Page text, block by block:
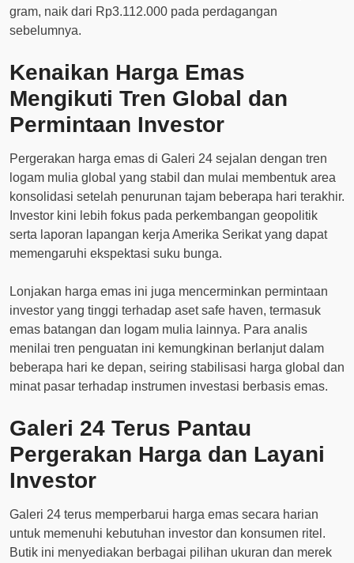
gram, naik dari Rp3.112.000 pada perdagangan
sebelumnya.
Kenaikan Harga Emas
Mengikuti Tren Global dan
Permintaan Investor
Pergerakan harga emas di Galeri 24 sejalan dengan tren
logam mulia global yang stabil dan mulai membentuk area
konsolidasi setelah penurunan tajam beberapa hari terakhir.
Investor kini lebih fokus pada perkembangan geopolitik
serta laporan lapangan kerja Amerika Serikat yang dapat
memengaruhi ekspektasi suku bunga.
Lonjakan harga emas ini juga mencerminkan permintaan
investor yang tinggi terhadap aset safe haven, termasuk
emas batangan dan logam mulia lainnya. Para analis
menilai tren penguatan ini kemungkinan berlanjut dalam
beberapa hari ke depan, seiring stabilisasi harga global dan
minat pasar terhadap instrumen investasi berbasis emas.
Galeri 24 Terus Pantau
Pergerakan Harga dan Layani
Investor
Galeri 24 terus memperbarui harga emas secara harian
untuk memenuhi kebutuhan investor dan konsumen ritel.
Butik ini menyediakan berbagai pilihan ukuran dan merek